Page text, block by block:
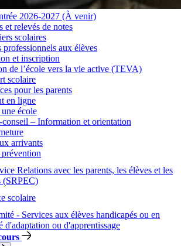
2026-2027 (À venir)
et relevés de notes
scolaires
professionnels aux élèves
et inscription
de l’école vers la vie active (TEVA)
scolaire
pour les parents
en ligne
école
– Information et orientation
arrivants
prévention
Relations avec les parents, les élèves et les
(SRPEC)
scolaire
- Services aux élèves handicapés ou en
d'adaptation ou d'apprentissage